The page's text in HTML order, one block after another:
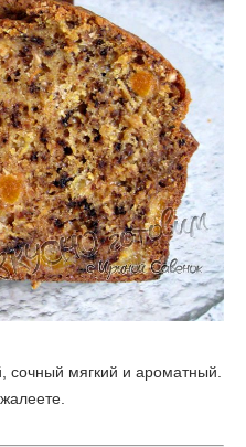
сочный мягкий и ароматный.